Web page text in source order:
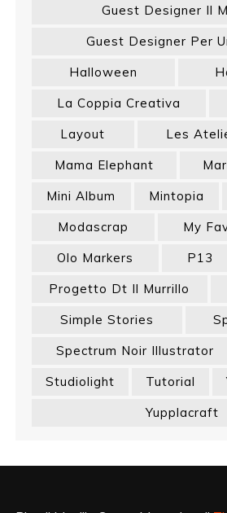
Guest Designer Il
Guest Designer Per
Halloween
La Coppia Creativa
Layout
Les
Mama Elephant
Mini Album
Mintopia
Modascrap
My
Olo Markers
P13
Progetto Dt Il Murrillo
Simple Stories
Spectrum Noir Illustrator
Studiolight
Tutorial
Yupplacraft